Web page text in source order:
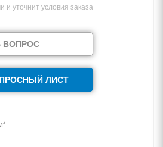
и уточнит условия заказа
ВОПРОС
ЛИСТ